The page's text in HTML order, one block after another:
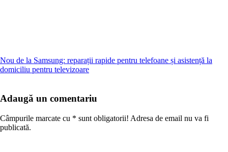
Nou de la Samsung: reparații rapide pentru telefoane și asistență la
domiciliu pentru televizoare
Adaugă un comentariu
Câmpurile marcate cu * sunt obligatorii! Adresa de email nu va fi
publicată.